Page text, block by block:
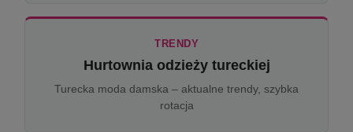
TRENDY
Hurtownia odzieży tureckiej
Turecka moda damska – aktualne trendy, szybka
rotacja